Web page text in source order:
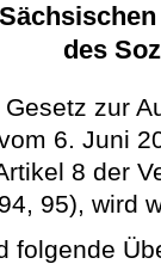
des
zur
6. Juni
8 der
95), wird
folgende